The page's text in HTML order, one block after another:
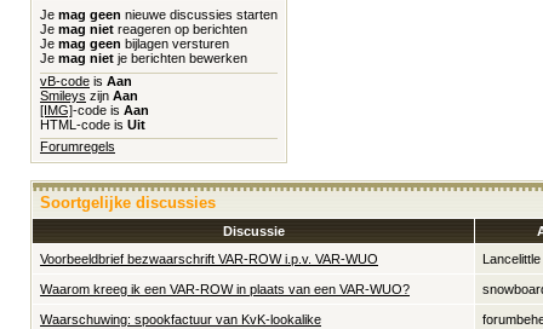
Je mag geen nieuwe discussies starten
Je mag niet reageren op berichten
Je mag geen bijlagen versturen
Je mag niet je berichten bewerken
vB-code is Aan
Smileys zijn Aan
[IMG]-code is Aan
HTML-code is Uit
Forumregels
Soortgelijke discussies
Discussie
Voorbeeldbrief bezwaarschrift VAR-ROW i.p.v. VAR-WUO
Lancelittle
Waarom kreeg ik een VAR-ROW in plaats van een VAR-WUO?
Waarschuwing: spookfactuur van KvK-lookalike